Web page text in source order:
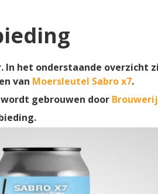
het onderstaande overzicht
van Moersleutel Sabro x7.
gebrouwen door